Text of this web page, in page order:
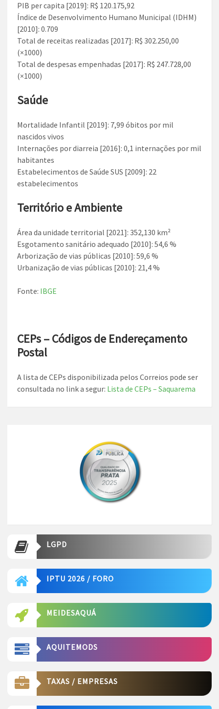
PIB per capita [2019]: R$ 120.175,92
Índice de Desenvolvimento Humano Municipal (IDHM)
[2010]: 0.709
Total de receitas realizadas [2017]: R$ 302.250,00
(×1000)
Total de despesas empenhadas [2017]: R$ 247.728,00
(×1000)
Saúde
Mortalidade Infantil [2019]: 7,99 óbitos por mil
nascidos vivos
Internações por diarreia [2016]: 0,1 internações por mil
habitantes
Estabelecimentos de Saúde SUS [2009]: 22
estabelecimentos
Território e Ambiente
Área da unidade territorial [2021]: 352,130 km²
Esgotamento sanitário adequado [2010]: 54,6 %
Arborização de vias públicas [2010]: 59,6 %
Urbanização de vias públicas [2010]: 21,4 %
Fonte: IBGE
CEPs – Códigos de Endereçamento
Postal
A lista de CEPs disponibilizada pelos Correios pode ser
consultada no link a segur: Lista de CEPs – Saquarema
LGPD
IPTU 2026 / FORO
MEIDESAQUÁ
AQUITEMODS
TAXAS / EMPRESAS